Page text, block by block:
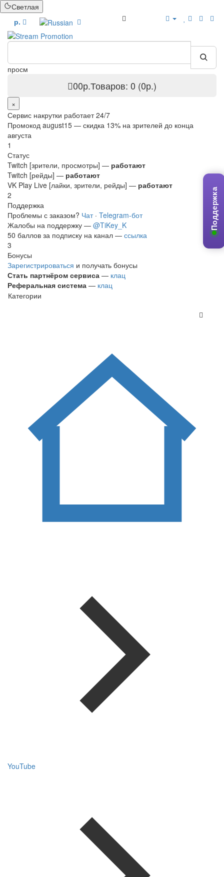
Светлая
Поддержка
р.
просмотры п
00р.Товаров: 0 (0р.)
×
Сервис накрутки работает 24/7
Промокод august15 — скидка 13% на зрителей до конца
августа
1
Статус
Twitch [зрители, просмотры] — работают
Twitch [рейды] — работают
VK Play Live [лайки, зрители, рейды] — работают
2
Поддержка
Проблемы с заказом? Чат· Telegram-бот
Жалобы на поддержку — @TiKey_K
50 баллов за подписку на канал — ссылка
3
Бонусы
Зарегистрироваться и получать бонусы
Стать партнёром сервиса — клац
Реферальная система — клац
Категории
YouTube